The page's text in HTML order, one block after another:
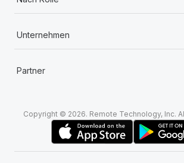
Unternehmen
Partner
Copyright © 2026. Remote Technology, Inc.